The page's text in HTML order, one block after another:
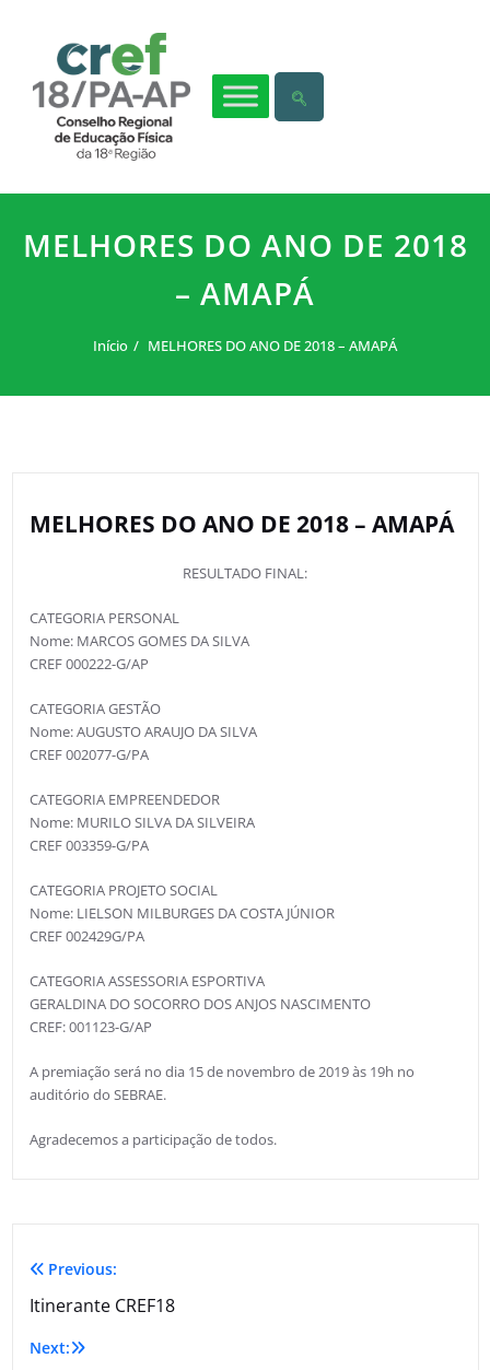
MELHORES DO ANO DE 2018
– AMAPÁ
Início MELHORES DO ANO DE 2018 – AMAPÁ
MELHORES DO ANO DE 2018 – AMAPÁ
RESULTADO FINAL:
CATEGORIA PERSONAL
Nome: MARCOS GOMES DA SILVA
CREF 000222-G/AP
CATEGORIA GESTÃO
Nome: AUGUSTO ARAUJO DA SILVA
CREF 002077-G/PA
CATEGORIA EMPREENDEDOR
Nome: MURILO SILVA DA SILVEIRA
CREF 003359-G/PA
CATEGORIA PROJETO SOCIAL
Nome: LIELSON MILBURGES DA COSTA JÚNIOR
CREF 002429G/PA
CATEGORIA ASSESSORIA ESPORTIVA
GERALDINA DO SOCORRO DOS ANJOS NASCIMENTO
CREF: 001123-G/AP
A premiação será no dia 15 de novembro de 2019 às 19h no
auditório do SEBRAE.
Agradecemos a participação de todos.
Previous:
Itinerante CREF18
Next: